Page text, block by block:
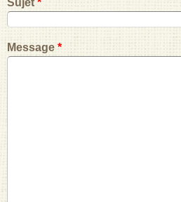
Sujet *
Message *